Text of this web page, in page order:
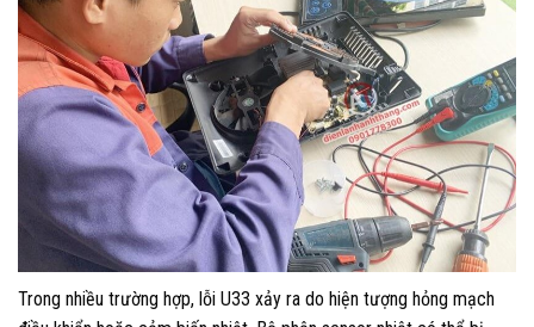
Trong nhiều trường hợp, lỗi U33 xảy ra do hiện tượng hỏng mạch